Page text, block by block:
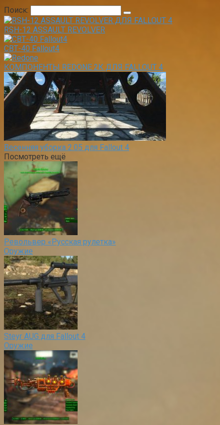
Поиск:
RSH-12 ASSAULT REVOLVER
СВТ-40 Fallout4
КОМПОНЕНТЫ REDONE 2К ДЛЯ FALLOUT 4
Весенняя уборка 2.05 для Fallout 4
Посмотреть ещё
Револьвер «Русская рулетка»
Оружие
Steyr AUG для Fallout 4
Оружие